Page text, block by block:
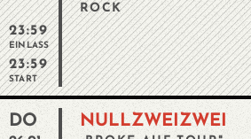
23:59
EINLASS
23:59
START
ROCK
DO NULLZWEIZWEI